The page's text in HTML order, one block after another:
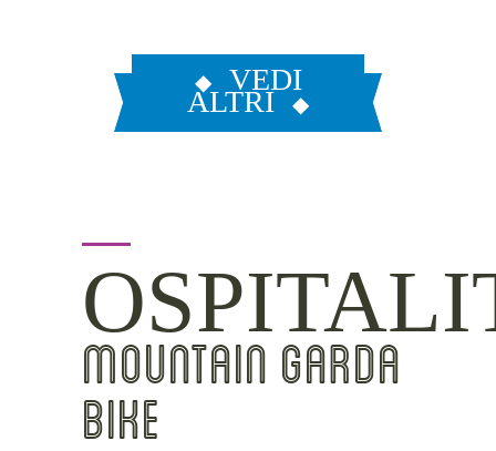
VEDI
ALTRI
MOUNTAIN GARDA
BIKE